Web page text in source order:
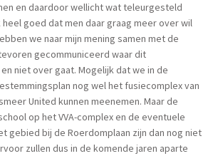
en daardoor wellicht wat teleurgesteld
goed dat men daar graag meer over wil
we naar mijn mening samen met de
gecommuniceerd waar dit
niet over gaat. Mogelijk dat we in de
nog wel het fusiecomplex van
United kunnen meenemen. Maar de
op het VVA-complex en de eventuele
gebied bij de Roerdomplaan zijn dan nog niet
zullen dus in de komende jaren aparte